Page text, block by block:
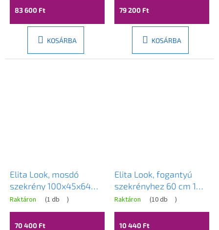
83 600 Ft
KOSÁRBA
79 200 Ft
KOSÁRBA
Elita Look, mosdó
szekrény 100x45x64
cm 2S PDW, fekete
matt, ELT-168107
Raktáron (1 db )
70 400 Ft
Elita Look, fogantyú
szekrényhez 60 cm 1
db, fekete matt, ELT-
167515
Raktáron (10 db )
10 440 Ft